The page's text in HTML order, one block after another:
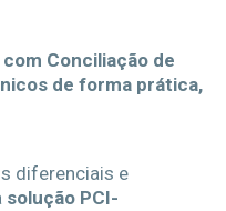
Conciliação de
de forma prática,
diferenciais e
solução PCI-